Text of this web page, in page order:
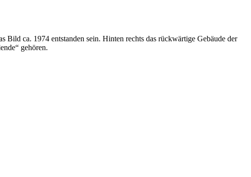
ca. 1974 entstanden sein. Hinten rechts das rückwärtige Gebäude der
gehören.